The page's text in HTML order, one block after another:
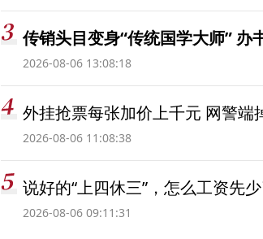
传销头目变身“传统国学大师” 办
2026-08-06 13:08:18
外挂抢票每张加价上千元 网警端
2026-08-06 11:08:38
说好的“上四休三”，怎么工资先少
2026-08-06 09:11:31